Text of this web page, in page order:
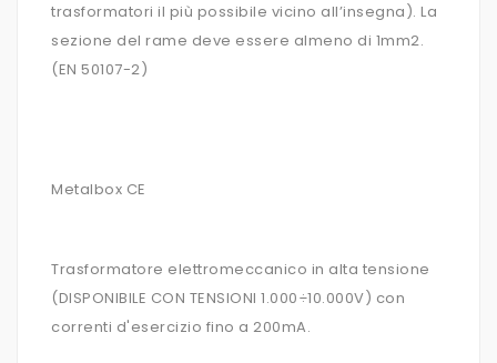
trasformatori il più possibile vicino all’insegna). La
sezione del rame deve essere almeno di 1mm2.
(EN 50107-2)
Metalbox CE
Trasformatore elettromeccanico in alta tensione
(DISPONIBILE CON TENSIONI 1.000÷10.000V) con
correnti d'esercizio fino a 200mA.